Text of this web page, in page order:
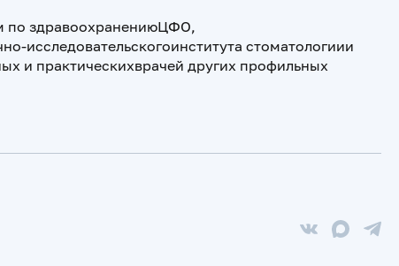
по здравоохранениюЦФО,
исследовательскогоинститута стоматологиии
и практическихврачей других профильных